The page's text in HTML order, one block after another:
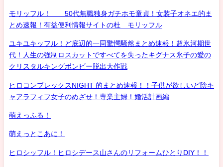
モリッフル！ 50代無職独身ガチホモ童貞！女装子オネエ的ま
とめ速報！有益便利情報サイトの杜 モリッフル
ユキユキッフル！ど底辺的一同驚愕騒然まとめ速報！超氷河期世
代！人生の強制ロスカットですべてを失ったキグナス氷子の愛の
クリスタルキングボンビー脱出大作戦
ヒロコンプレックスNIGHT 的まとめ速報！！子供が欲しいど陰キ
ャアラフィフ女子のめざせ！専業主婦！婚活計画編
萌えっふる！
萌えっとこあに！
ヒロシッフル！ヒロシデース山さんのリフォームひとりDIY！！